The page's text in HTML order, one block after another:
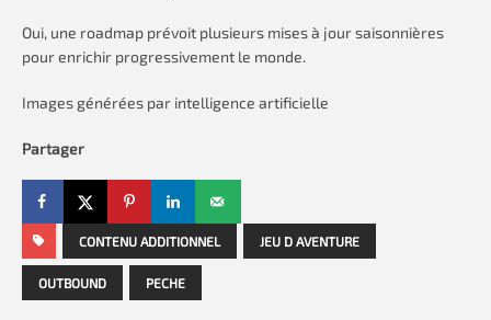
Oui, une roadmap prévoit plusieurs mises à jour saisonnières
pour enrichir progressivement le monde.
Images générées par intelligence artificielle
Partager
CONTENU ADDITIONNEL JEU D AVENTURE
OUTBOUND PECHE